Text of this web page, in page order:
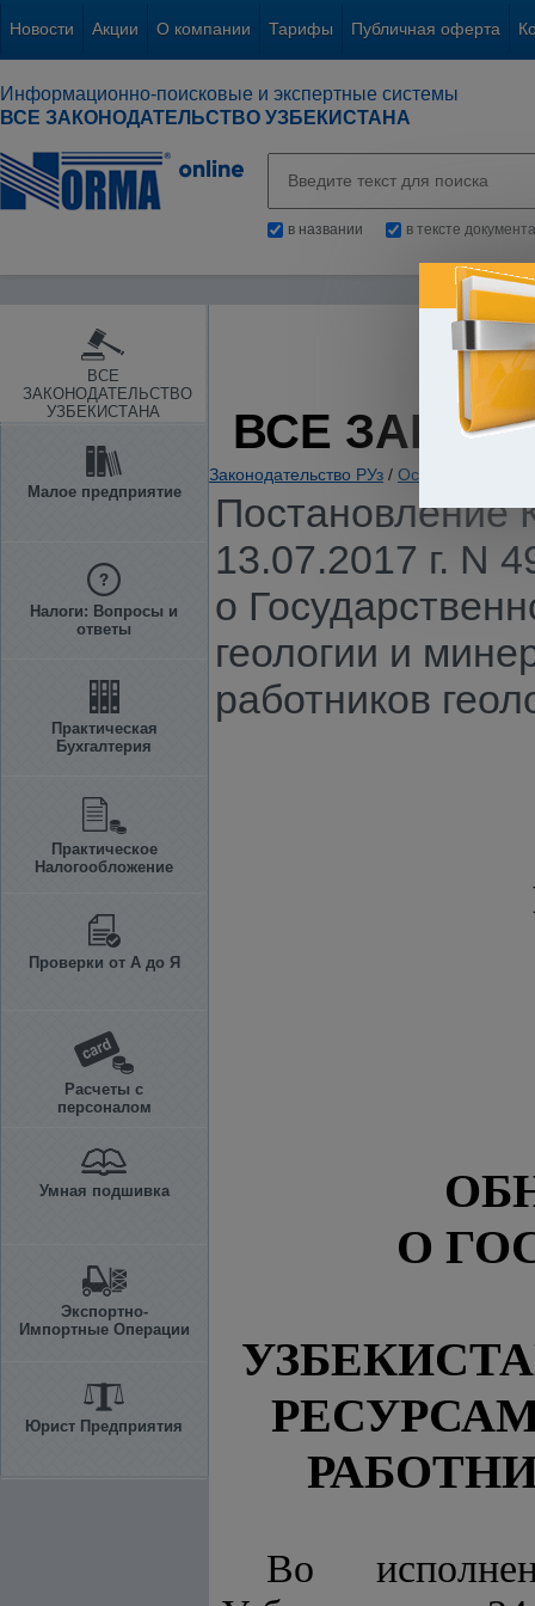
Новости Акции О компании Тарифы Публичная оферта
Информационно-поисковые и экспертные системы
ВСЕ ЗАКОНОДАТЕЛЬСТВО УЗБЕКИСТАНА
в названии в тексте документа
ВСЕ
ЗАКОНОДАТЕЛЬСТВО
УЗБЕКИСТАНА
Малое предприятие
Налоги: Вопросы и
ответы
Практическая
Бухгалтерия
Практическое
Налогообложение
Проверки от А до Я
Расчеты с
персоналом
Умная подшивка
Экспортно-
Импортные Операции
Юрист Предприятия
ВСЕ
Законодательство РУз / Основы
Постановление
13.07.2017 г. N
о
геологии и
работников
О
Во